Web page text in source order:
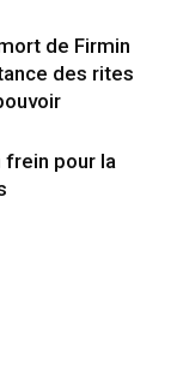
de Firmin
des rites
frein pour la